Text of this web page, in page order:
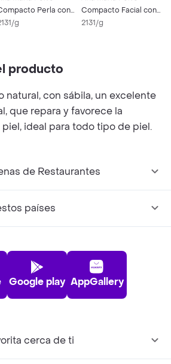
Perla con
20
g
Compacto Facial con
SPF 20 Tono 06
2131/g
producto
natural, con sábila, un excelente
que repara y favorece la
ideal para todo tipo de piel.
de Restaurantes
países
Google play AppGallery
cerca de ti